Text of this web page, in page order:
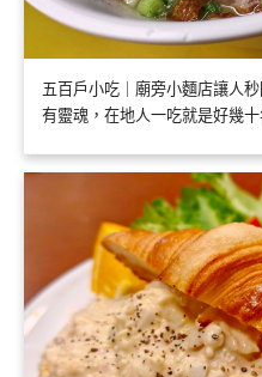
五百戶小吃｜廟旁小麵店讓人
有靈魂，在地人一吃就是好幾